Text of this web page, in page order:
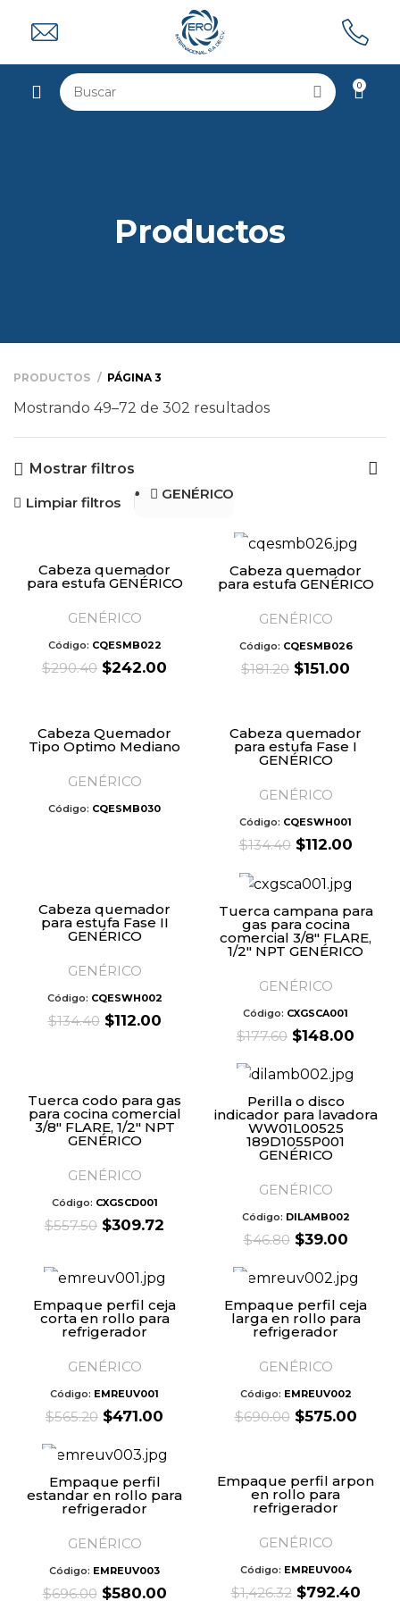
0
Productos
PRODUCTOS PÁGINA 3
Mostrando 49–72 de 302 resultados
Mostrar filtros
Limpiar filtros
GENÉRICO
Cabeza quemador
para estufa GENÉRICO
GENÉRICO
Código: CQESMB022
$290.40 Original
$242.00
Cabeza quemador
para estufa GENÉRICO
GENÉRICO
Código: CQESMB026
$181.20 Original
$151.00
Cabeza Quemador
Tipo Optimo Mediano
GENÉRICO
Código: CQESMB030
Cabeza quemador
para estufa Fase I
GENÉRICO
GENÉRICO
Código: CQESWH001
$134.40 Original
was:
$134.40.
$112.00
Cabeza quemador
para estufa Fase II
GENÉRICO
GENÉRICO
Código: CQESWH002
$134.40 Original
$112.00Current
Tuerca campana para
gas para cocina
comercial 3/8″ FLARE,
1/2″ NPT GENÉRICO
GENÉRICO
Código: CXGSCA001
$177.60 Original
was:
$177.60.
$148.00
Tuerca codo para gas
para cocina comercial
3/8″ FLARE, 1/2″ NPT
GENÉRICO
GENÉRICO
Código: CXGSCD001
$557.50 Original
$557.50.
$309.72
$309.72.
Perilla o disco
indicador para lavadora
WW01L00525
189D1055P001
GENÉRICO
GENÉRICO
Código: DILAMB002
$46.80 Original
was:
$46.80.
$39.00
is:
Empaque perfil ceja
corta en rollo para
refrigerador
GENÉRICO
Código: EMREUV001
$565.20 Original
was:
$565.20.
$471.00
is:
$471.00.
Empaque perfil ceja
larga en rollo para
refrigerador
GENÉRICO
Código: EMREUV002
$690.00 Original
$575.00
Empaque perfil
estandar en rollo para
refrigerador
GENÉRICO
Código: EMREUV003
$696.00 Original
$580.00Current
Empaque perfil arpon
en rollo para
refrigerador
GENÉRICO
Código: EMREUV004
$1,426.32 Original
$792.40